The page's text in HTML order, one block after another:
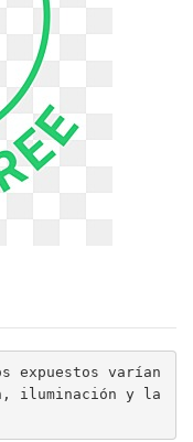
expuestos varían
iluminación y la